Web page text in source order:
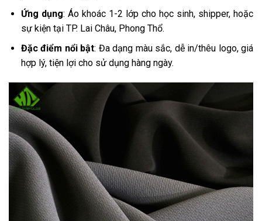
Ứng dụng: Áo khoác 1-2 lớp cho học sinh, shipper, hoặc
sự kiện tại TP. Lai Châu, Phong Thổ.
Đặc điểm nổi bật: Đa dạng màu sắc, dễ in/thêu logo, giá
hợp lý, tiện lợi cho sử dụng hàng ngày.